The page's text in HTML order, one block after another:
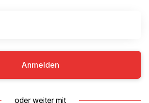
Anmelden
oder weiter mit